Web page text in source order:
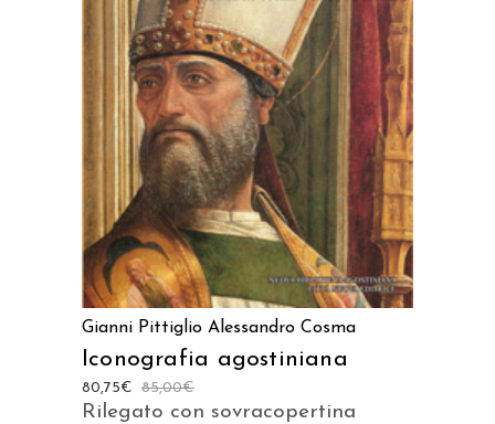
AGGIUNGI AL CARRELLO
Gianni Pittiglio Alessandro Cosma
Iconografia agostiniana
85,00€
80,75€
Rilegato con sovracopertina